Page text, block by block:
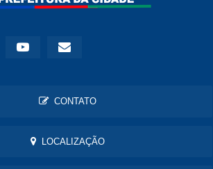
CONTATO
LOCALIZAÇÃO